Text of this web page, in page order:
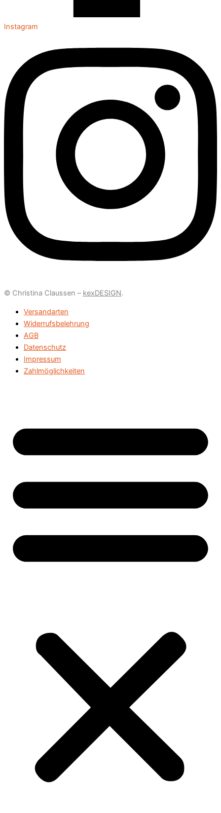
Instagram
© Christina Claussen – kexDESIGN.
Versandarten
Widerrufsbelehrung
AGB
Datenschutz
Impressum
Zahlmöglichkeiten